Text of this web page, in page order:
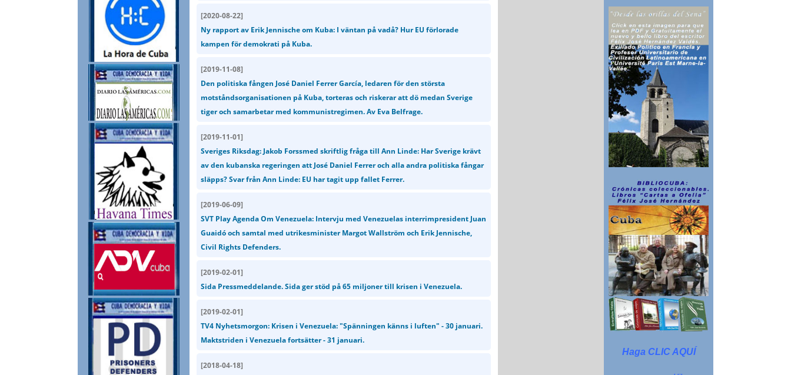
[2020-08-22]
Ny rapport av Erik Jennische om Kuba: I väntan på vadå? Hur EU förlorade
kampen för demokrati på Kuba.
[2019-11-08]
Den politiska fången José Daniel Ferrer García, ledaren för den största
motståndsorganisationen på Kuba, torteras och riskerar att dö medan Sverige
tiger och samarbetar med kommunistregimen. Av Eva Belfrage.
[2019-11-01]
Sveriges Riksdag: Jakob Forssmed skriftlig fråga till Ann Linde: Har Sverige krävt
av den kubanska regeringen att José Daniel Ferrer och alla andra politiska fångar
släpps? Svar från Ann Linde: EU har tagit upp fallet Ferrer.
[2019-06-09]
SVT Play Agenda Om Venezuela: Intervju med Venezuelas interrimpresident Juan
Guaidó och samtal med utrikesminister Margot Wallström och Erik Jennische,
Civil Rights Defenders.
[2019-02-01]
Sida Pressmeddelande. Sida ger stöd på 65 miljoner till krisen i Venezuela.
[2019-02-01]
TV4 Nyhetsmorgon: Krisen i Venezuela: "Spänningen känns i luften" - 30 januari.
Maktstriden i Venezuela fortsätter - 31 januari.
[2018-04-18]
Haga CLIC AQUÍ